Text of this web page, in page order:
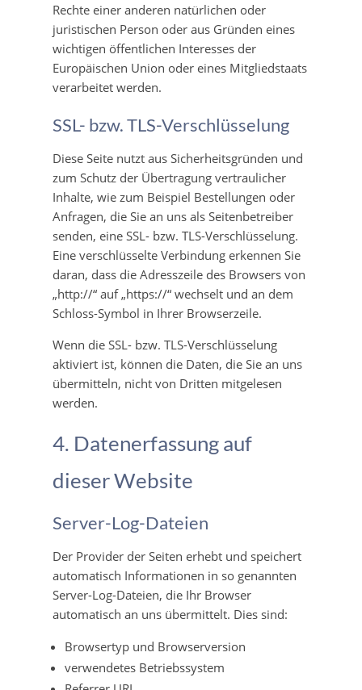
Rechte einer anderen natürlichen oder
juristischen Person oder aus Gründen eines
wichtigen öffentlichen Interesses der
Europäischen Union oder eines Mitgliedstaats
verarbeitet werden.
SSL- bzw. TLS-Verschlüsselung
Diese Seite nutzt aus Sicherheitsgründen und
zum Schutz der Übertragung vertraulicher
Inhalte, wie zum Beispiel Bestellungen oder
Anfragen, die Sie an uns als Seitenbetreiber
senden, eine SSL- bzw. TLS-Verschlüsselung.
Eine verschlüsselte Verbindung erkennen Sie
daran, dass die Adresszeile des Browsers von
„http://“ auf „https://“ wechselt und an dem
Schloss-Symbol in Ihrer Browserzeile.
Wenn die SSL- bzw. TLS-Verschlüsselung
aktiviert ist, können die Daten, die Sie an uns
übermitteln, nicht von Dritten mitgelesen
werden.
4. Datenerfassung auf
dieser Website
Server-Log-Dateien
Der Provider der Seiten erhebt und speichert
automatisch Informationen in so genannten
Server-Log-Dateien, die Ihr Browser
automatisch an uns übermittelt. Dies sind:
Browsertyp und Browserversion
verwendetes Betriebssystem